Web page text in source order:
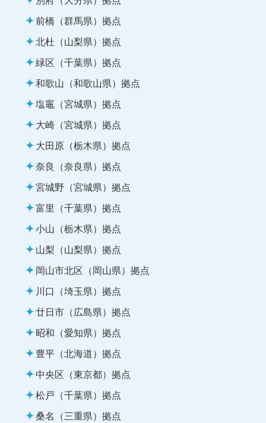
前橋（群馬県）拠点
北杜（山梨県）拠点
緑区（千葉県）拠点
和歌山（和歌山県）拠点
塩竈（宮城県）拠点
大崎（宮城県）拠点
大田原（栃木県）拠点
奈良（奈良県）拠点
宮城野（宮城県）拠点
富里（千葉県）拠点
小山（栃木県）拠点
山梨（山梨県）拠点
岡山市北区（岡山県）拠点
川口（埼玉県）拠点
廿日市（広島県）拠点
昭和（愛知県）拠点
豊平（北海道）拠点
中央区（東京都）拠点
松戸（千葉県）拠点
桑名（三重県）拠点